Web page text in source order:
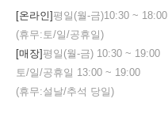
[온라인]평일(월-금)10:30 ~ 18:00
(휴무:토/일/공휴일)
[매장]평일(월-금) 10:30 ~ 19:00
토/일/공휴일 13:00 ~ 19:00
(휴무:설날/추석 당일)